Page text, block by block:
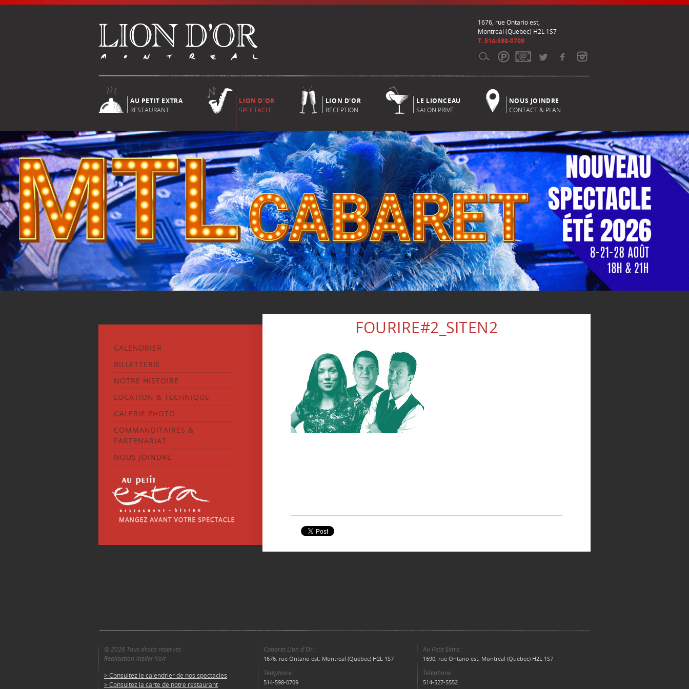
1676, rue Ontario est,
Montréal (Québec) H2L 1S7
T. 514-598-0709
AU PETIT EXTRA
RESTAURANT
LION D'OR
SPECTACLE
LION D'OR
RÉCEPTION
LE LIONCEAU
SALON PRIVÉ
NOUS JOINDRE
CONTACT & PLAN
CALENDRIER
BILLETTERIE
NOTRE HISTOIRE
LOCATION & TECHNIQUE
GALERIE PHOTO
COMMANDITAIRES &
PARTENARIAT
NOUS JOINDRE
FOURIRE#2_SITEN2
© 2026 Tous droits réservés
Réalisation Atelier Voir
> Consultez le calendrier de nos spectacles
> Consultez la carte de notre restaurant
Cabaret Lion d'Or :
1676, rue Ontario est, Montréal (Québec) H2L 1S7
Téléphone
514-598-0709
Au Petit Extra :
1690, rue Ontario est, Montréal (Québec) H2L 1S7
Téléphone
514-527-5552